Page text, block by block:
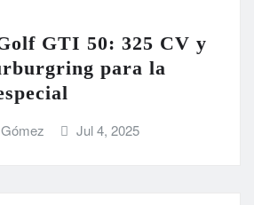
GTI 50: 325 CV y
para la
Jul 4, 2025